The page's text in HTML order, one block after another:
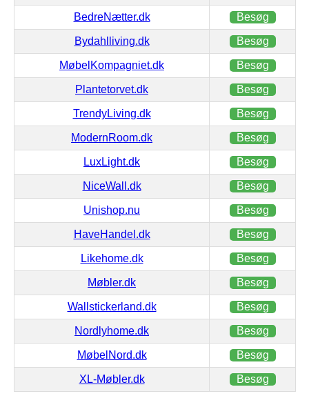
BedreNætter.dk Besøg
Bydahlliving.dk Besøg
MøbelKompagniet.dk Besøg
Plantetorvet.dk Besøg
TrendyLiving.dk Besøg
ModernRoom.dk Besøg
LuxLight.dk Besøg
NiceWall.dk Besøg
Unishop.nu Besøg
HaveHandel.dk Besøg
Likehome.dk Besøg
Møbler.dk Besøg
Wallstickerland.dk Besøg
Nordlyhome.dk Besøg
MøbelNord.dk Besøg
XL-Møbler.dk Besøg